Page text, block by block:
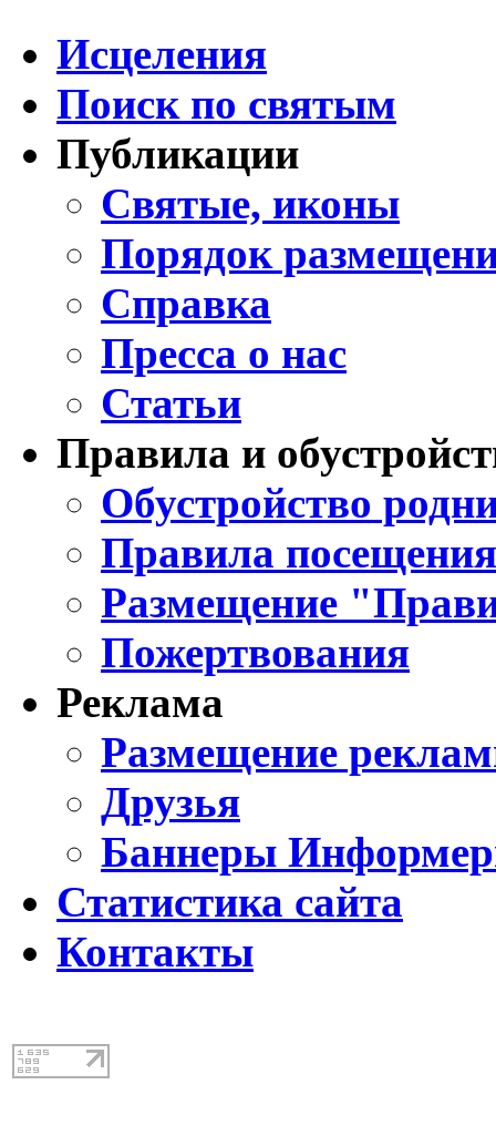
Исцеления
Поиск по святым
Публикации
Святые, иконы
Порядок
Справка
Пресса о нас
Статьи
Правила и
Обустройство
Правила
Размещение
Пожертвования
Реклама
Размещение
Друзья
Баннеры
Статистика сайта
Контакты